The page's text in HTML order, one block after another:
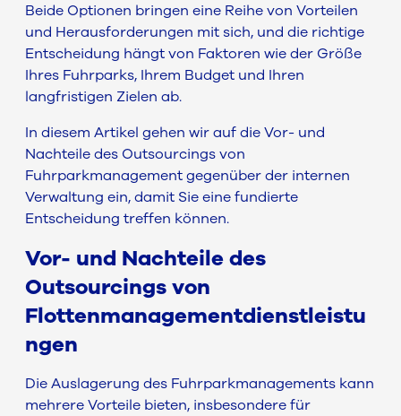
Beide Optionen bringen eine Reihe von Vorteilen
und Herausforderungen mit sich, und die richtige
Entscheidung hängt von Faktoren wie der Größe
Ihres Fuhrparks, Ihrem Budget und Ihren
langfristigen Zielen ab.
In diesem Artikel gehen wir auf die Vor- und
Nachteile des Outsourcings von
Fuhrparkmanagement gegenüber der internen
Verwaltung ein, damit Sie eine fundierte
Entscheidung treffen können.
Vor- und Nachteile des
Outsourcings von
Flottenmanagementdienstleistu
ngen
Die Auslagerung des Fuhrparkmanagements kann
mehrere Vorteile bieten, insbesondere für